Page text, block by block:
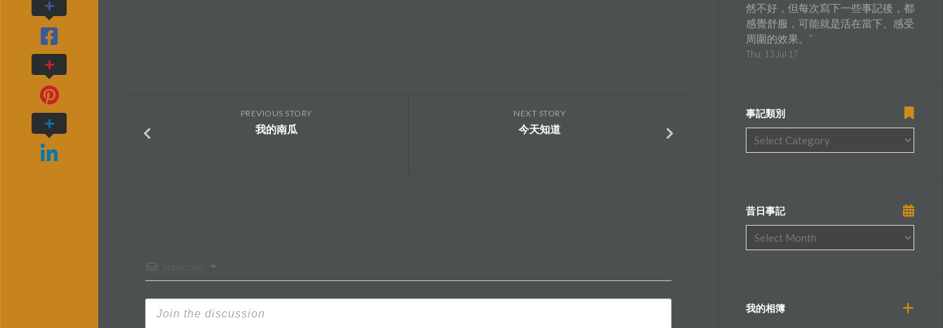
NEXT STORY
今天知道
PREVIOUS STORY
我的南瓜
然不好，但每次寫下一些事記後，都
感覺舒服，可能就是活在當下、感受
周圍的效果。 ”
Thu, 13 Jul 17
事記類別
昔日事記
我的相簿